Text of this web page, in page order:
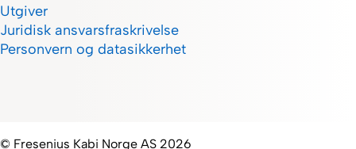
Utgiver
Juridisk ansvarsfraskrivelse
Personvern og datasikkerhet
© Fresenius Kabi Norge AS 2026